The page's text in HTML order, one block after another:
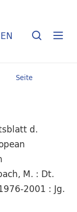
EN
Seite
d.
M. : Dt.
2001 : Jg.